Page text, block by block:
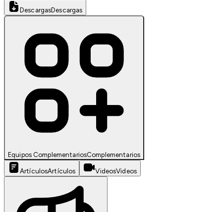
DescargasDescargas
Equipos ComplementariosComplementarios
ArtículosArtículos VideosVideos